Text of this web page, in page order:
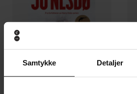
Samtykke Detaljer